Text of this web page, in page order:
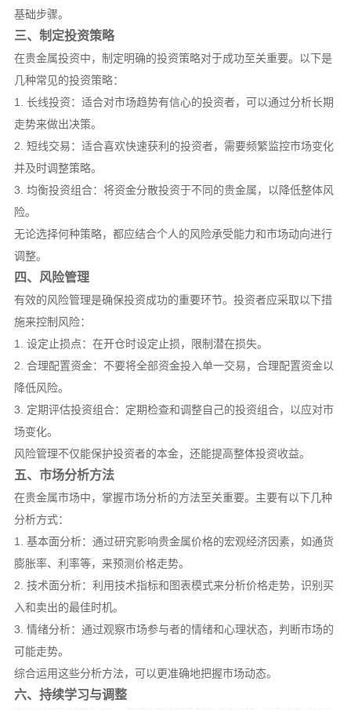
基础步骤。
三、制定投资策略
在贵金属投资中，制定明确的投资策略对于成功至关重要。以下是
几种常见的投资策略：
1. 长线投资：适合对市场趋势有信心的投资者，可以通过分析长期
走势来做出决策。
2. 短线交易：适合喜欢快速获利的投资者，需要频繁监控市场变化
并及时调整策略。
3. 均衡投资组合：将资金分散投资于不同的贵金属，以降低整体风
险。
无论选择何种策略，都应结合个人的风险承受能力和市场动向进行
调整。
四、风险管理
有效的风险管理是确保投资成功的重要环节。投资者应采取以下措
施来控制风险：
1. 设定止损点：在开仓时设定止损，限制潜在损失。
2. 合理配置资金：不要将全部资金投入单一交易，合理配置资金以
降低风险。
3. 定期评估投资组合：定期检查和调整自己的投资组合，以应对市
场变化。
风险管理不仅能保护投资者的本金，还能提高整体投资收益。
五、市场分析方法
在贵金属市场中，掌握市场分析的方法至关重要。主要有以下几种
分析方式：
1. 基本面分析：通过研究影响贵金属价格的宏观经济因素，如通货
膨胀率、利率等，来预测价格走势。
2. 技术面分析：利用技术指标和图表模式来分析价格走势，识别买
入和卖出的最佳时机。
3. 情绪分析：通过观察市场参与者的情绪和心理状态，判断市场的
可能走势。
综合运用这些分析方法，可以更准确地把握市场动态。
六、持续学习与调整